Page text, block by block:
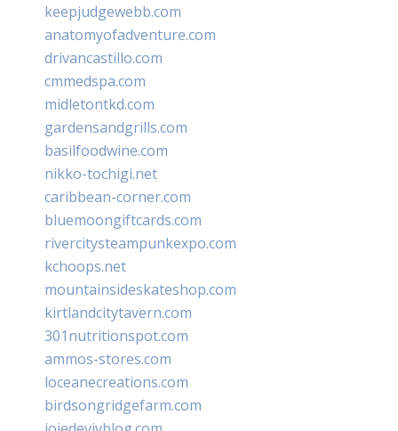
keepjudgewebb.com
anatomyofadventure.com
drivancastillo.com
cmmedspa.com
midletontkd.com
gardensandgrills.com
basilfoodwine.com
nikko-tochigi.net
caribbean-corner.com
bluemoongiftcards.com
rivercitysteampunkexpo.com
kchoops.net
mountainsideskateshop.com
kirtlandcitytavern.com
301nutritionspot.com
ammos-stores.com
loceanecreations.com
birdsongridgefarm.com